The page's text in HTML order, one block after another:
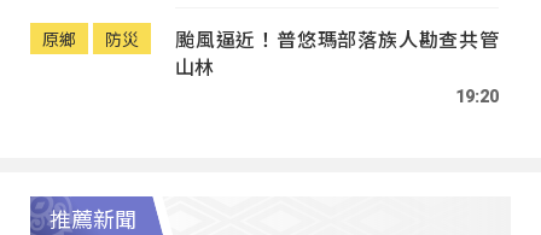
原鄉 防災
颱風逼近！普悠瑪部落族人勘查共管
山林
19:20
推薦新聞